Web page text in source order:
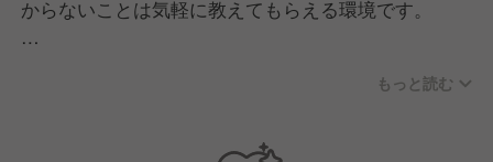
からないことは気軽に教えてもらえる環境です。
ながら働ける」環境を目指しています。そのため、
ったスタッフも多いので、日々刺激を受けながら学び
もっと読む